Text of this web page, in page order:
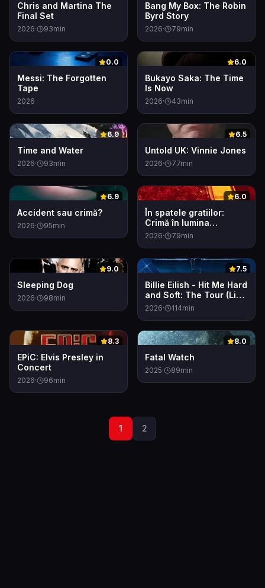
Chris and Martina The
Final Set
2026· 93min
Bang My Box: The Robin
Byrd Story
2026· 79min
0 0.0
Messi: The Forgotten
Tape
2026
0 6.0
Bukayo Saka: The Time
Is Now
2026· 43min
0 6.9
Time and Water
2026· 93min
6.5
Untold UK: Vinnie Jones
2026· 77min
0 6.9
Accident sau crimă?
2026· 95min
0 6.0
În spatele gratiilor:
Crimă în lumina
reflectoarelor
2026· 79min
0 9.0
Sleeping Dog
2026· 98min
0 7.5
Billie Eilish - Hit Me Hard
and Soft: The Tour (Live
in 3D)
2026· 114min
0 8.3
EPiC: Elvis Presley in
Concert
2026· 96min
0 8.0
Fatal Watch
2025· 89min
1 2